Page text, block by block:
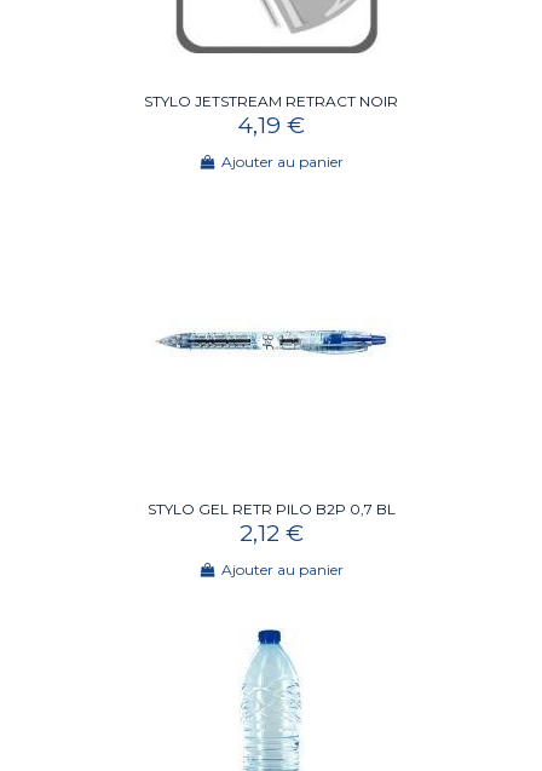
STYLO JETSTREAM RETRACT NOIR
4,19 €
Ajouter au panier
STYLO GEL RETR PILO B2P 0,7 BL
2,12 €
Ajouter au panier